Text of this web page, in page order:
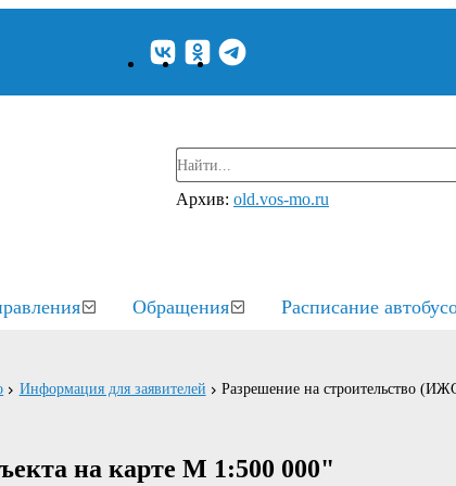
Архив: old.vos-mo.ru
Обращения Расписание
Информация для заявителей Разрешение на строительство
на карте М 1:500 000"